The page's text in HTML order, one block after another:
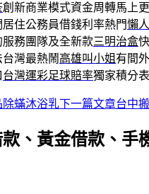
創新商業模式資金周轉馬上
住公務員借錢利率熱門懶
務團隊及全新款三明治盒
灣最熱鬧 高雄叫小姐 有間
台灣運彩足球賠率獨家積分
蟎沐浴乳下一篇文章台中
、黃金借款、